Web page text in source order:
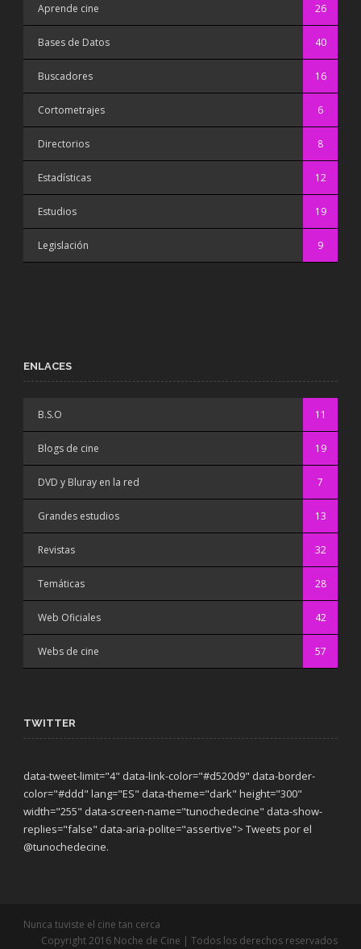
Aprende cine 26
Bases de Datos 40
Buscadores 16
Cortometrajes 6
Directorios 8
Estadísticas 12
Estudios 19
Legislación 9
ENLACES
B.S.O 11
Blogs de cine 19
DVD y Bluray en la red 7
Grandes estudios 13
Revistas 32
Temáticas 28
Web Oficiales 42
Webs de cine 57
TWITTER
data-tweet-limit="4" data-link-color="#d520d9" data-border-
color="#ddd" lang="ES" data-theme="dark" height="300"
width="255" data-screen-name="tunochedecine" data-show-
replies="false" data-aria-polite="assertive"> Tweets por el
@tunochedecine.
Nunca tuviste el cine tan cerca
Copyright 2016 Noche de Cine | Todos los derechos reservados